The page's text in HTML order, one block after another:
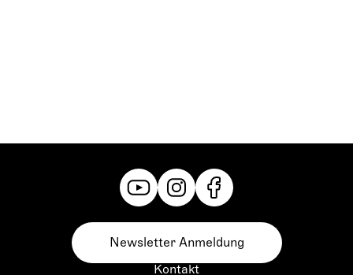
Kontakt
Newsletter Anmeldung